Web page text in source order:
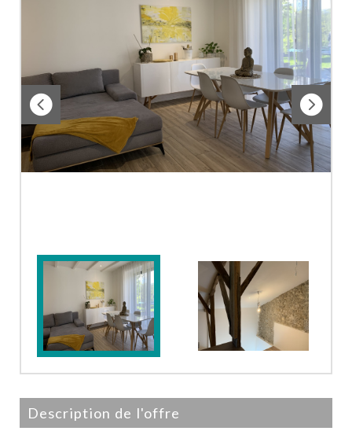
description de l'offre